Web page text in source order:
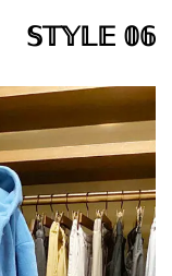
𝕊𝕋𝕐𝕃𝔼 𝟘𝟞